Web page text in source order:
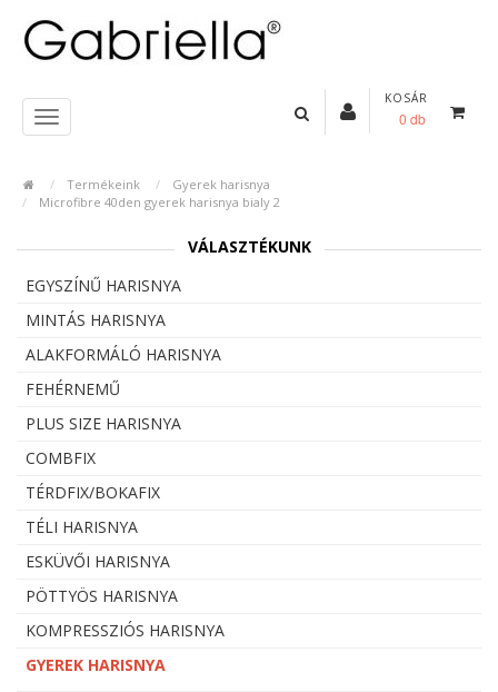
KOSÁR
0 db
Termékeink
Gyerek harisnya
Microfibre 40den gyerek harisnya bialy 2
VÁLASZTÉKUNK
EGYSZÍNŰ HARISNYA
MINTÁS HARISNYA
ALAKFORMÁLÓ HARISNYA
FEHÉRNEMŰ
PLUS SIZE HARISNYA
COMBFIX
TÉRDFIX/BOKAFIX
TÉLI HARISNYA
ESKÜVŐI HARISNYA
PÖTTYÖS HARISNYA
KOMPRESSZIÓS HARISNYA
GYEREK HARISNYA